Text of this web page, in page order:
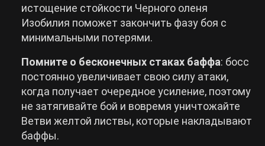
истощение стойкости Черного оленя
Изобилия поможет закончить фазу боя с
минимальными потерями.
Помните о бесконечных стаках баффа: босс
постоянно увеличивает свою силу атаки,
когда получает очередное усиление, поэтому
не затягивайте бой и вовремя уничтожайте
Ветви желтой листвы, которые накладывают
баффы.